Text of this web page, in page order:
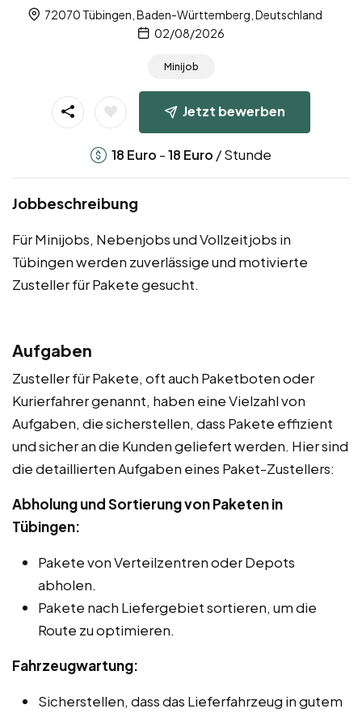
72070 Tübingen, Baden-Württemberg, Deutschland
02/08/2026
Minijob
Jetzt bewerben
18 Euro -18 Euro / Stunde
Jobbeschreibung
Für Minijobs, Nebenjobs und Vollzeitjobs in
Tübingen werden zuverlässige und motivierte
Zusteller für Pakete gesucht.
Aufgaben
Zusteller für Pakete, oft auch Paketboten oder
Kurierfahrer genannt, haben eine Vielzahl von
Aufgaben, die sicherstellen, dass Pakete effizient
und sicher an die Kunden geliefert werden. Hier sind
die detaillierten Aufgaben eines Paket-Zustellers:
Abholung und Sortierung von Paketen in
Tübingen:
Pakete von Verteilzentren oder Depots
abholen.
Pakete nach Liefergebiet sortieren, um die
Route zu optimieren.
Fahrzeugwartung:
Sicherstellen, dass das Lieferfahrzeug in gutem